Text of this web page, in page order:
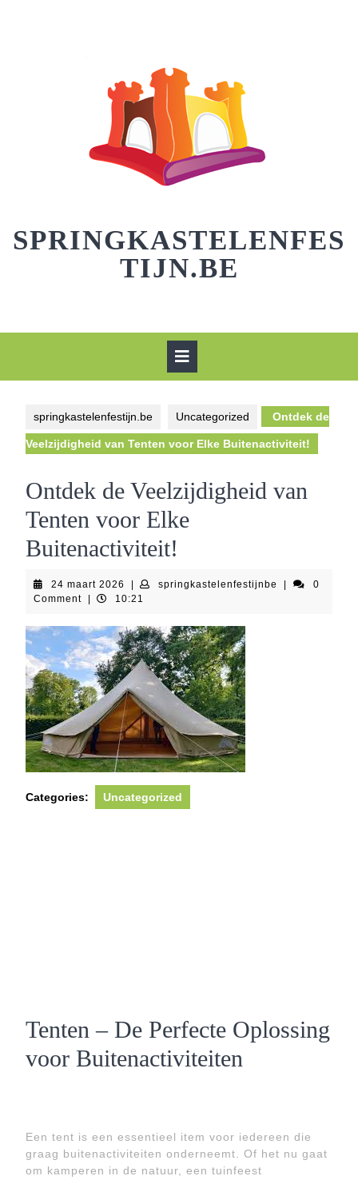
SPRINGKASTELENFES
TIJN.BE
springkastelenfestijn.be Uncategorized Ontdek de
Veelzijdigheid van Tenten voor Elke Buitenactiviteit!
Ontdek de Veelzijdigheid van
Tenten voor Elke
Buitenactiviteit!
24 maart 2026 24
maart
springkastelenfestijnbe
0
Comment
10:21
Categories: Uncategorized
Tenten – De Perfecte Oplossing
voor Buitenactiviteiten
Een tent is een essentieel item voor iedereen die
graag buitenactiviteiten onderneemt. Of het nu gaat
om kamperen in de natuur, een tuinfeest